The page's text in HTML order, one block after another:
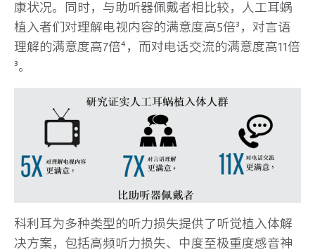
康状况。同时，与助听器佩戴者相比较，人工耳蜗
植入者们对理解电视内容的满意度高5倍³，对言语
理解的满意度高7倍⁴，而对电话交流的满意度高11倍
³。
科利耳为多种类型的听力损失提供了听觉植入体解
决方案，包括高频听力损失、中度至极重度感音神